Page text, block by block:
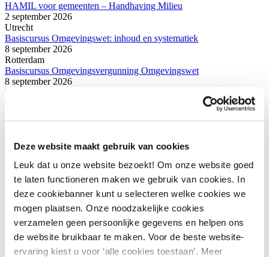
Deze website maakt gebruik van cookies
Leuk dat u onze website bezoekt! Om onze website goed
te laten functioneren maken we gebruik van cookies. In
deze cookiebanner kunt u selecteren welke cookies we
mogen plaatsen. Onze noodzakelijke cookies
verzamelen geen persoonlijke gegevens en helpen ons
de website bruikbaar te maken. Voor de beste website-
ervaring kiest u voor ‘alle cookies toestaan’. Meer
HAMIL voor gemeenten – Handhaving Milieu
2 september 2026
Utrecht
Basiscursus Omgevingswet: inhoud en systematiek
8 september 2026
Rotterdam
Basiscursus Omgevingsvergunning Omgevingswet
8 september 2026
Utrecht
ABW1 Omgevingswet (Ambtenaar Bouw- en Woningtoezicht)
Utrecht
Meer weten?
Heb je nog vragen of wil je deze cursus incompany volgen?
Of wil je persoonlijk studieadvies? We vertellen je graag wat de
mogelijkheden zijn. Via onderstaand contactformulier kun je contact
opnemen met onze klantenservice of ons salesteam. Wil je direct
contact met de betreffende programmamanager? Bekijk dan de
contactgegevens rechts.